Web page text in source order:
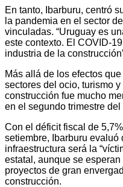
En tanto, Ibarburu, centró
la pandemia en el sector
vinculadas. “Uruguay es
este contexto. El COVID-
industria de la
Más allá de los efectos
sectores del ocio, turismo
construcción fue mucho
en el segundo trimestre del
Con el déficit fiscal de
setiembre, Ibarburu evaluó
infraestructura será la
estatal, aunque se
proyectos de gran
construcción.